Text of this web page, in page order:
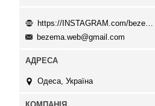
bezema.web@gmail.com
Одеса, Україна